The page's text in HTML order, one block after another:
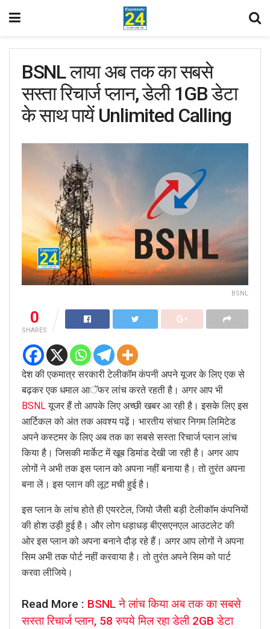
BSNL लाया अब तक का सबसे
सस्ता रिचार्ज प्लान, डेली 1GB डेटा
के साथ पायें Unlimited Calling
BSNL
0
SHARES
देश की एकमात्र सरकारी टेलीकॉम कंपनी अपने यूजर के लिए एक से
बढ़कर एक धमाल आॅफर लांच करते रहती है। अगर आप भी
BSNLयूजर हैं तो आपके लिए अच्छी खबर आ रही है। इसके लिए इस
आर्टिकल को अंत तक अवश्य पढ़ें। भारतीय संचार निगम लिमिटेड
अपने कस्टमर के लिए अब तक का सबसे सस्ता रिचार्ज प्लान लांच
किया है। जिसकी मार्केट में खूब डिमांड देखी जा रही है। अगर आप
लोगों ने अभी तक इस प्लान को अपना नहीं बनाया है। तो तुरंत अपना
बना लें। इस प्लान की लूट मची हुई है।
इस प्लान के लांच होते ही एयरटेल, जियो जैसी बड़ी टेलीकॉम कंपनियों
की होश उड़ी हुई है। और लोग धड़ाधड़ बीएसएनएल आउटलेट की
ओर इस प्लान को अपना बनाने दौड़ रहे हैं। अगर आप लोगों ने अपना
सिम अभी तक पोर्ट नहीं करवाया है। तो तुरंत अपने सिम को पार्ट
करवा लीजिये।
Read More : BSNL ने लांच किया अब तक का सबसे
सस्ता रिचार्ज प्लान, 58 रुपये मिल रहा डेली 2GB डेटा